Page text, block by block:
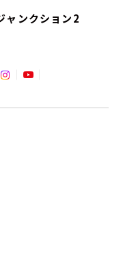
ャンクション2